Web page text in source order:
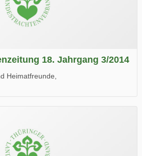
18. Jahrgang 3/2014
Heimatfreunde,
beim Lesen.